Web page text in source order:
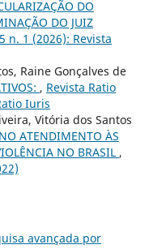
DO
DO JUIZ
n. 1 (2026): Revista
Raine Gonçalves de
, Revista Ratio
Iuris
Vitória dos Santos
ATENDIMENTO ÀS
NO BRASIL ,
avançada por